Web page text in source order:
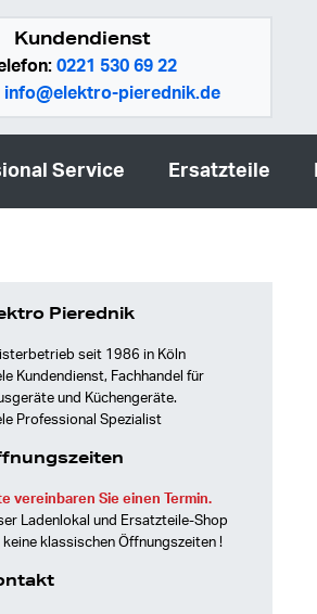
Kundendienst
0221 530 69 22
info@elektro-pierednik.de
Service Ersatzteile
Pierednik
seit 1986 in Köln
Kundendienst, Fachhandel für
und Küchengeräte.
Professional Spezialist
vereinbaren Sie einen Termin.
Ladenlokal und Ersatzteile-Shop
keine klassischen Öffnungszeiten !